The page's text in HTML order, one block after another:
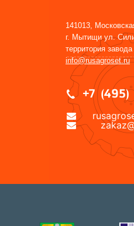
+7
141013,
г. Мытищи ул.
территория
info@rusagroset.ru